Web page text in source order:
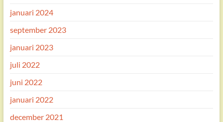
januari 2024
september 2023
januari 2023
juli 2022
juni 2022
januari 2022
december 2021